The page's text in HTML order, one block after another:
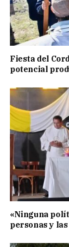
Fiesta del
potencial
«Ninguna
personas y